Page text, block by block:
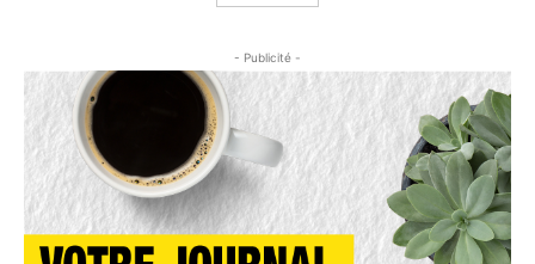
- Publicité -